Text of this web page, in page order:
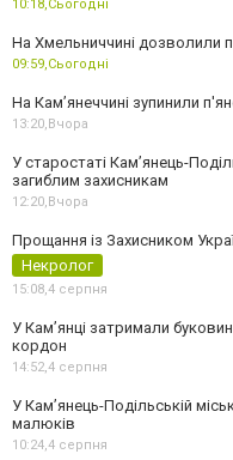
10:18,Сьогодні
На Хмельниччині дозволили
09:59,Сьогодні
На Камʼянеччині зупинили
13:20,Вчора
У старостаті Кам’янець-
загиблим захисникам
12:20,Вчора
Прощання із Захисником
Некролог
15:08,4 серпня
У Кам’янці затримали
кордон
14:52,4 серпня
У Кам’янець-Подільській
малюків
10:24,4 серпня